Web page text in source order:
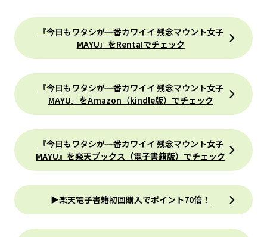
『今日もワタシが一番カワイイ 残念マウント女子
MAYU』をRenta!でチェック
『今日もワタシが一番カワイイ 残念マウント女子
MAYU』をAmazon（kindle版）でチェック
『今日もワタシが一番カワイイ 残念マウント女子
MAYU』を楽天ブックス（電子書籍版）でチェック
▶楽天電子書籍初回購入でポイント70倍！